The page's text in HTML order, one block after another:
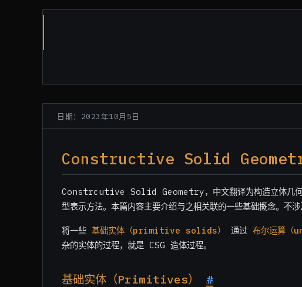
日期：2023年10月5日
Constructive Solid Geometry
Constrcutive Solid Geometry，中文翻译为构造立体几何
型表示方法。本篇内容主要介绍与之相关联的一些基础概念。不涉
将一些 基础实体（primitive solids） 通过 布尔运算
杂的实体的过程，就是 CSG 造体过程。
基础实体（Primitives） #